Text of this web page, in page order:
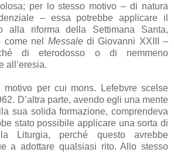
per lo stesso motivo – di natura
– essa potrebbe applicare il
alla riforma della Settimana Santa,
come nel Messaledi Giovanni XXIII –
di eterodosso o di nemmeno
all’eresia.
motivo per cui mons. Lefebvre scelse
D’altra parte, avendo egli una mente
sua solida formazione, comprendeva
stato possibile applicare una sorta di
Liturgia, perché questo avrebbe
a adottare qualsiasi rito. Allo stesso